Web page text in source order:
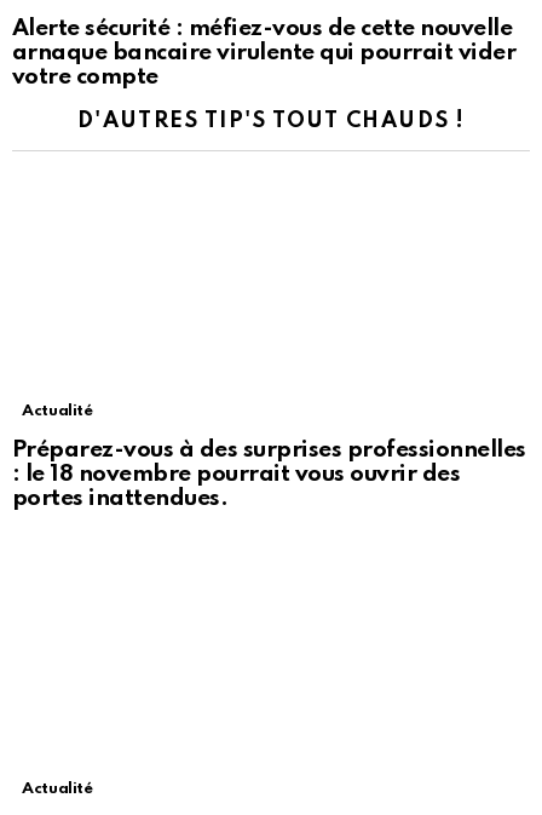
Alerte sécurité : méfiez-vous de cette nouvelle
arnaque bancaire virulente qui pourrait vider
votre compte
D'AUTRES TIP'S TOUT CHAUDS !
Actualité
Préparez-vous à des surprises professionnelles
: le 18 novembre pourrait vous ouvrir des
portes inattendues.
Actualité